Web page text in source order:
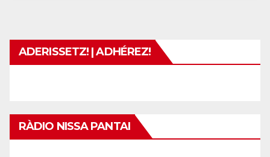
ADERISSETZ! | ADHÉREZ!
RÀDIO NISSA PANTAI